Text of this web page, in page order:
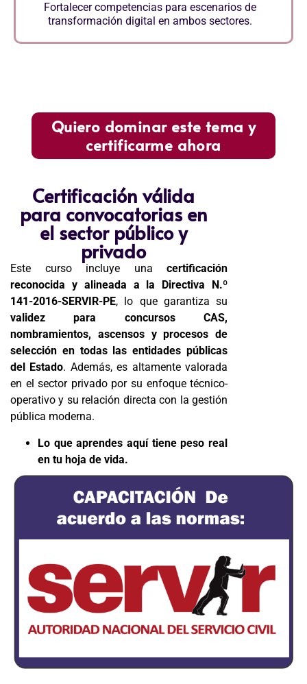
Fortalecer competencias para escenarios de
transformación digital en ambos sectores.
Quiero dominar este tema y
certificarme ahora
Certificación válida
para convocatorias en
el sector público y
privado
Este curso incluye unacertificación
reconocida y alineada a la Directiva N.º
141-2016-SERVIR-PE, lo que garantiza su
validez para concursos CAS,
nombramientos, ascensos y procesos de
selección en todas las entidades públicas
del Estado. Además, es altamente valorada
en el sector privado por su enfoque técnico-
operativo y su relación directa con la gestión
pública moderna.
Lo que aprendes aquí tiene peso real
en tu hoja de vida.